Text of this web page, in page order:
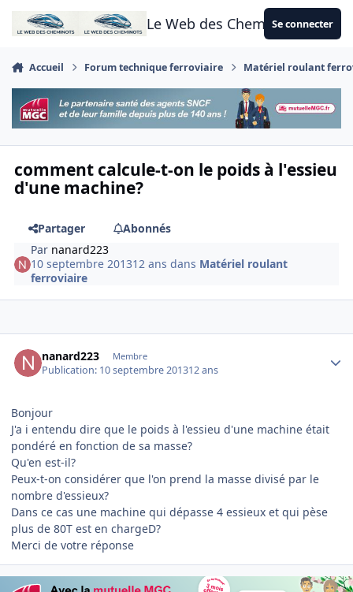
Aller au contenu
Le Web des CheminotsSe connecter
Accueil Forum technique ferroviaire Matériel roulant
comment calcule-t-on le poids à l'essieu
d'une machine?
Partager
Abonnés
Par nanard223
10 septembre 201312 ans dans Matériel roulant
ferroviaire
nanard223 Membre
Publication: 10 septembre 201312 ans
Bonjour
J'a i entendu dire que le poids à l'essieu d'une machine était
pondéré en fonction de sa masse?
Qu'en est-il?
Peux-t-on considérer que l'on prend la masse divisé par le
nombre d'essieux?
Dans ce cas une machine qui dépasse 4 essieux et qui pèse
plus de 80T est en chargeD?
Merci de votre réponse